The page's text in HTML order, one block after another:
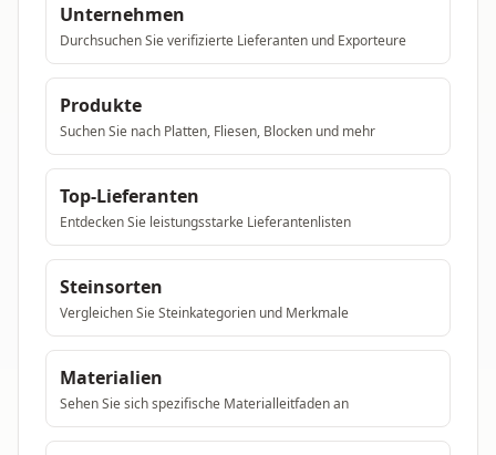
Unternehmen
Durchsuchen Sie verifizierte Lieferanten und Exporteure
Produkte
Suchen Sie nach Platten, Fliesen, Blocken und mehr
Top-Lieferanten
Entdecken Sie leistungsstarke Lieferantenlisten
Steinsorten
Vergleichen Sie Steinkategorien und Merkmale
Materialien
Sehen Sie sich spezifische Materialleitfaden an